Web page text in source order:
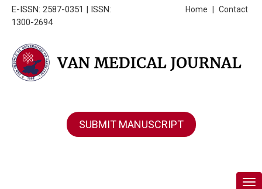
E-ISSN: 2587-0351 | ISSN:
1300-2694
Contact
Home
SUBMIT MANUSCRIPT